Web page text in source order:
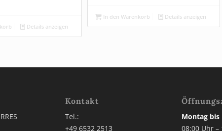
Details anzeigen
In den Warenkorb Details anzeigen
Kontakt
Tel.:
+49 6532 2513
Montag bis
08:00 Uhr –